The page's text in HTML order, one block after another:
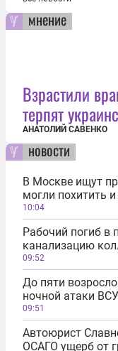
мнение
Взрастили
терпят
АНАТОЛИЙ САВЕНКО
новости
В Москве ищут
могли похитить
10:04
Рабочий погиб в
канализацию
09:52
До пяти
ночной атаки
09:51
Автоюрист
ОСАГО ущерб от